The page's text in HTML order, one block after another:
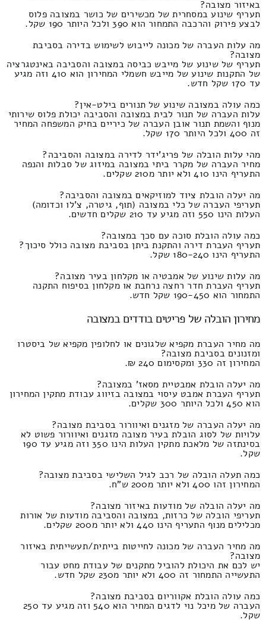
באיזור מצובה?
תעריף שינוע במסחרית של מכשירים של כושר במצובה פלוס
לבצע פירוק והרכבה התמחור הוא 390 ולכל היותר 190 שקל.
מה עלות העברה של מכונה לייבוש לשימוש בדירה בסביבת
מצובה?
תעריף של שינוע של מייבש כביסה במצובה והסביבה באינטגרציה
של התקנות שינוע של מייבש חשמלי המחירון הוא 410 וזה מגיע
עד 170 שקל חדש.
כמה עולה במצובה שינוע של תנורים בילט-אין?
עלות העברה של תנור לבית במצובה והסביבה יכולת פלוס שירותי
מנוף והשמת תנור אובן העברה של כיריים בחיק המשפחה המחיר
זה 400 ולכל היותר 170 שקל.
מהי עלות הובלה של פריג'ידר לדירה במצובה והסביבה?
מחיר העברה של מקרר ביתי במצובה במיזוג של סבלות והנפה
התעריף הינו 410 ולא יותר מ210 שקלים.
מה יעלה הובלת ציוד למוזיקאים במצובה והסביבה?
תעריפי העברה של כלי במצובה (תוף, גיטרה, צ'לו וכדומה)
העלות הינו 550 וזה מגיע עד 210 שקלים חדשים.
כמה עולה הובלת סוכה עם סכך במצובה?
תעריף העברת דירה והתקנת ביתן בסביבת מצובה כולל סיכוך?
התעריף הינו 180-240 שקל.
מה עלות שינוע של אמבטיה או מקלחון בעיר מצובה?
תעריף העברת חדר רחצה נרחבת או מקלחון בסיפוח התקנה
התמחור הוא 190-450 שקל חדש.
מחירון הובלה של פריטים בודדים במצובה
מה מחיר העברת מקפיא שלגונים או לחלופין מקפיא של ביסטרו
ומזנונים בסביבת מצובה?
המחירון זה 330 ומקסימום 240 ₪.
מה יעלה הובלת אמבטיית מסאז' במצובה?
תעריף העברת אמבט עיסוי במצובה בזיווג עבודת מתקין המחירון
הוא 450 ולכל היותר 300 שקלים.
מה יעלה העברה של מזגנים ואיוורור בסביבת מצובה?
עלויות של לסוג הובלת בעיר מצובה מזגנים ואיוורור פשוט לא
בסינתזה של מלאכת מתקין העלות הינו 350 וזה מגיע עד 190
שקל.
כמה תעלה הובלה של רכב לגיל השלישי בסביבת מצובה?
המחירון זהו 400 ולא יותר מ200 ש"ח.
מה יעלה הובלה של מודעות באיזור מצובה?
תעריפי הובלה של כרזות, במצובה והסביבה מודעות של אורות
מכלילים מנוף התעריף הינו 440 ולא יותר מ200 שקלים.
מה מחיר העברה של מכונה לחייטות בייתית/תעשייתית באיזור
מצובה?
יש לכם את היכולת להוביל מתקנים של עבודת מחט עבור
התעשייה התמחור זה 400 ולא יותר מ230 שקל חדש.
כמה עולה הובלת אקווריום בסביבת מצובה?
העברה של מיכל נוי לדגים המחיר הוא 540 וזה מגיע עד 250
שקל.